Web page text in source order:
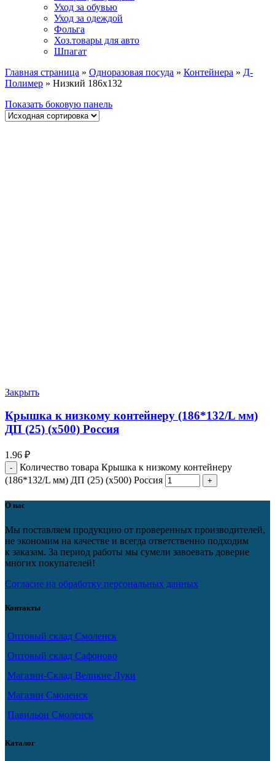
Уход за обувью
Уход за одеждой
Фольга
Хоз.товары для авто
Шпагат
Главная страница » Одноразовая посуда » Контейнера » Д-
Полимер » Низкий 186х132
Показать боковую панель
Закрыть
Крышка к низкому контейнеру (186*132/L мм)
ДП (25) (х500) Россия
1.96 ₽
Количество товара Крышка к низкому контейнеру
(186*132/L мм) ДП (25) (х500) Россия
О нас
Мы поставляем продукцию от проверенных производителей,
не экономим на качестве и всегда ответственно подходим
к заказам. За период работы мы сумели завоевать доверие
многих покупателей!
Согласие на обработку персональных данных
Контакты
Оптовый склад Смоленск
Оптовый склад Сафоново
Магазин-Склад Великие Луки
Магазин Смоленск
Павильон Смоленск
Каталог